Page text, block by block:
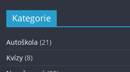
Kategorie
Autoškola (21)
Kvízy (8)